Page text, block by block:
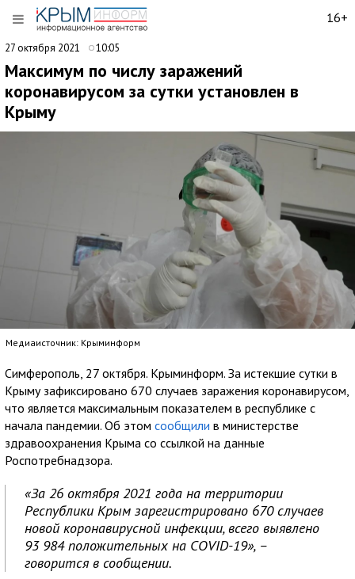
16+
27 октября 2021 10:05
Максимум по числу заражений
коронавирусом за сутки установлен в
Крыму
Медиаисточник: Крыминформ
Симферополь, 27 октября. Крыминформ. За истекшие сутки в
Крыму зафиксировано 670 случаев заражения коронавирусом,
что является максимальным показателем в республике с
начала пандемии. Об этом сообщили в министерстве
здравоохранения Крыма со ссылкой на данные
Роспотребнадзора.
«За 26 октября 2021 года на территории
Республики Крым зарегистрировано 670 случаев
новой коронавирусной инфекции, всего выявлено
93 984 положительных на COVID-19», –
говорится в сообщении.